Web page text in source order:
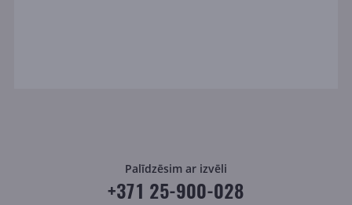
Palīdzēsim ar izvēli
+371 25-900-028